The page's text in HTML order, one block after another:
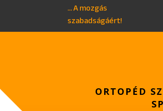
... A mozgás
szabadságáért!
ORTOPÉD